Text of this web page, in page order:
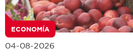
ECONOMÍA
04-08-2026